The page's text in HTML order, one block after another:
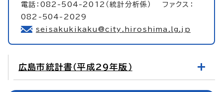
電話：082-504-2012（統計分析係） ファクス：
082-504-2029
seisakukikaku@city.hiroshima.lg.jp
広島市統計書（平成29年版）